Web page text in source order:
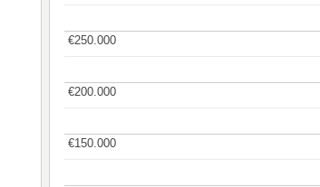
€150.000
€150.000
€200.000
€200.000
€250.000
€250.000